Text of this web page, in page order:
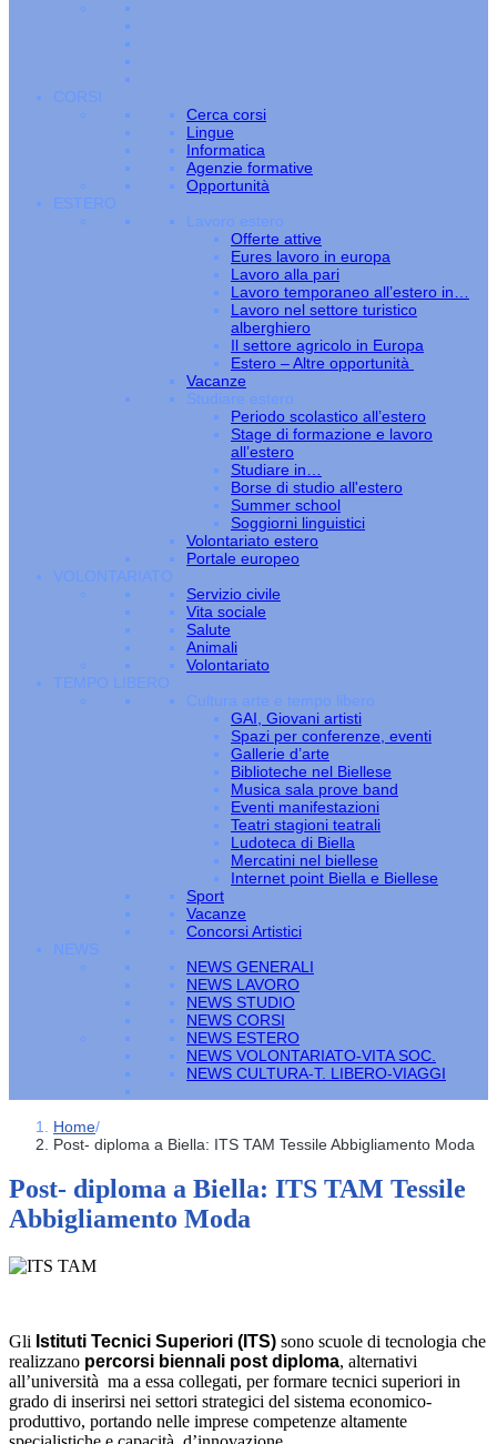
CORSI
Cerca corsi
Lingue
Informatica
Agenzie formative
Opportunità
ESTERO
Lavoro estero
Offerte attive
Eures lavoro in europa
Lavoro alla pari
Lavoro temporaneo all’estero in…
Lavoro nel settore turistico
alberghiero
Il settore agricolo in Europa
Estero – Altre opportunità
Vacanze
Studiare estero
Periodo scolastico all’estero
Stage di formazione e lavoro
all’estero
Studiare in…
Borse di studio all'estero
Summer school
Soggiorni linguistici
Volontariato estero
Portale europeo
VOLONTARIATO
Servizio civile
Vita sociale
Salute
Animali
Volontariato
TEMPO LIBERO
Cultura arte e tempo libero
GAI, Giovani artisti
Spazi per conferenze, eventi
Gallerie d’arte
Biblioteche nel Biellese
Musica sala prove band
Eventi manifestazioni
Teatri stagioni teatrali
Ludoteca di Biella
Mercatini nel biellese
Internet point Biella e Biellese
Sport
Vacanze
Concorsi Artistici
NEWS
NEWS GENERALI
NEWS LAVORO
NEWS STUDIO
NEWS CORSI
NEWS ESTERO
NEWS VOLONTARIATO-VITA SOC.
NEWS CULTURA-T. LIBERO-VIAGGI
Home/
Post- diploma a Biella: ITS TAM Tessile Abbigliamento Moda
Post- diploma a Biella: ITS TAM Tessile
Abbigliamento Moda
Gli Istituti Tecnici Superiori (ITS) sono scuole di tecnologia che
realizzano percorsi biennali post diploma, alternativi
all’università ma a essa collegati, per formare tecnici superiori in
grado di inserirsi nei settori strategici del sistema economico-
produttivo, portando nelle imprese competenze altamente